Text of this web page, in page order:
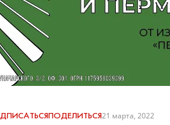
ПОДЕЛИТЬСЯ21 марта, 2022